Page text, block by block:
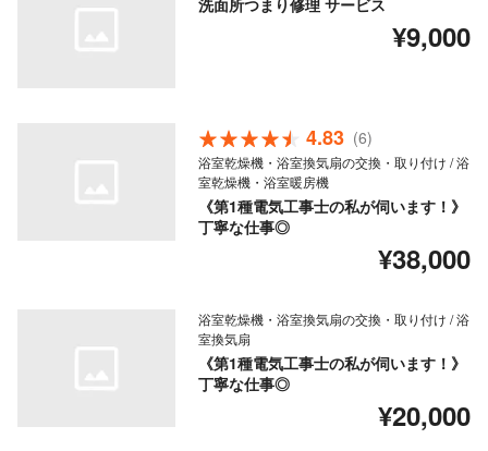
洗面所つまり修理 サービス
¥9,000
4.83 (6)
浴室乾燥機・浴室換気扇の交換・取り付け / 浴
室乾燥機・浴室暖房機
《第1種電気工事士の私が伺います！》
丁寧な仕事◎
¥38,000
浴室乾燥機・浴室換気扇の交換・取り付け / 浴
室換気扇
《第1種電気工事士の私が伺います！》
丁寧な仕事◎
¥20,000